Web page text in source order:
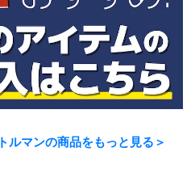
ルマンの商品をもっと見る＞